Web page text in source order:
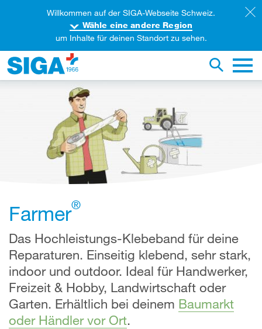
Suche
Webseite durchsuchen
Farmer®
Das Hochleistungs-Klebeband für deine
Reparaturen. Einseitig klebend, sehr stark,
indoor und outdoor. Ideal für Handwerker,
Freizeit & Hobby, Landwirtschaft oder
Garten. Erhältlich bei deinem Baumarkt
oder Händler vor Ort.
Willkommen auf der SIGA-Webseite Schweiz.
Wähle eine andere Region
um Inhalte für deinen Standort zu sehen.